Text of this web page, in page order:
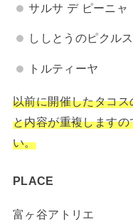
サルサ デ ピーニャ
ししとうのピクルス
トルティーヤ
以前に開催したタコ
と内容が重複します
い。
PLACE
富ヶ谷アトリエ